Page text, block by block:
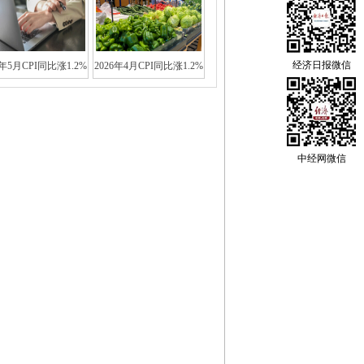
经济日报微信
中经网微信
5月CPI同比涨1.2% 2026年4月CPI同比涨1.2%